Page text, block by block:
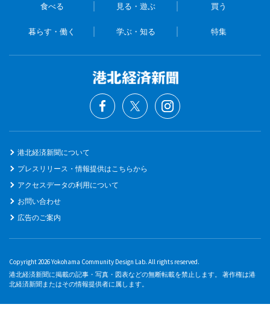
食べる 見る・遊ぶ 買う
暮らす・働く 学ぶ・知る 特集
港北経済新聞について
プレスリリース・情報提供はこちらから
アクセスデータの利用について
お問い合わせ
広告のご案内
Copyright 2026 Yokohama Community Design Lab. All rights reserved.
港北経済新聞に掲載の記事・写真・図表などの無断転載を禁止します。 著作権は港
北経済新聞またはその情報提供者に属します。